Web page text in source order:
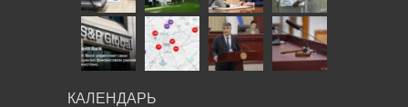
КАЛЕНДАРЬ